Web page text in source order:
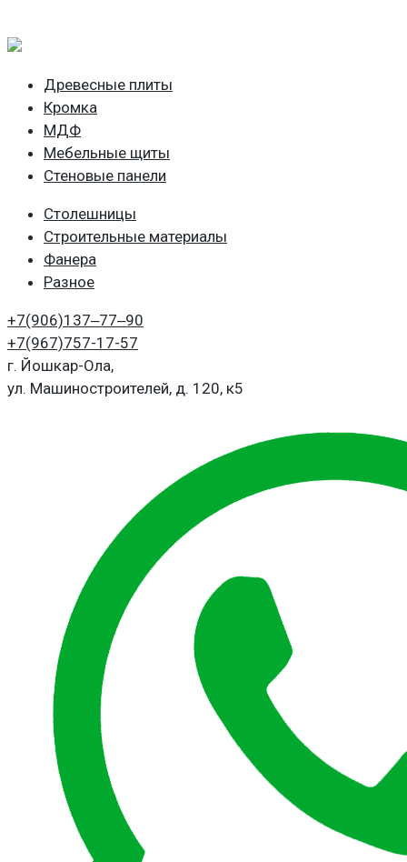
Древесные плиты
Кромка
МДФ
Мебельные щиты
Стеновые панели
Столешницы
Строительные материалы
Фанера
Разное
+7(906)137‒77‒90
+7(967)757-17-57
г. Йошкар-Ола,
ул. Машиностроителей, д. 120, к5